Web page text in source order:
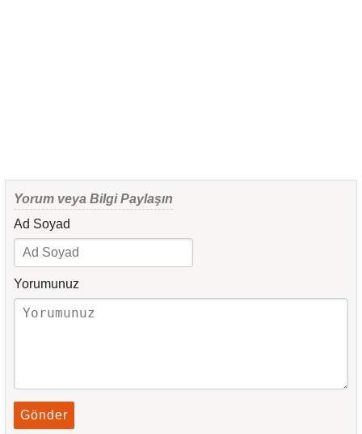
Yorum veya Bilgi Paylaşın
Ad Soyad
Yorumunuz
Gönder